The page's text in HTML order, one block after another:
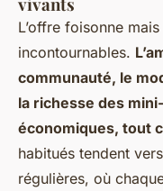
L’offre foisonne
incontournables.
communauté, le
la richesse des
économiques, tout
habitués tendent
régulières, où